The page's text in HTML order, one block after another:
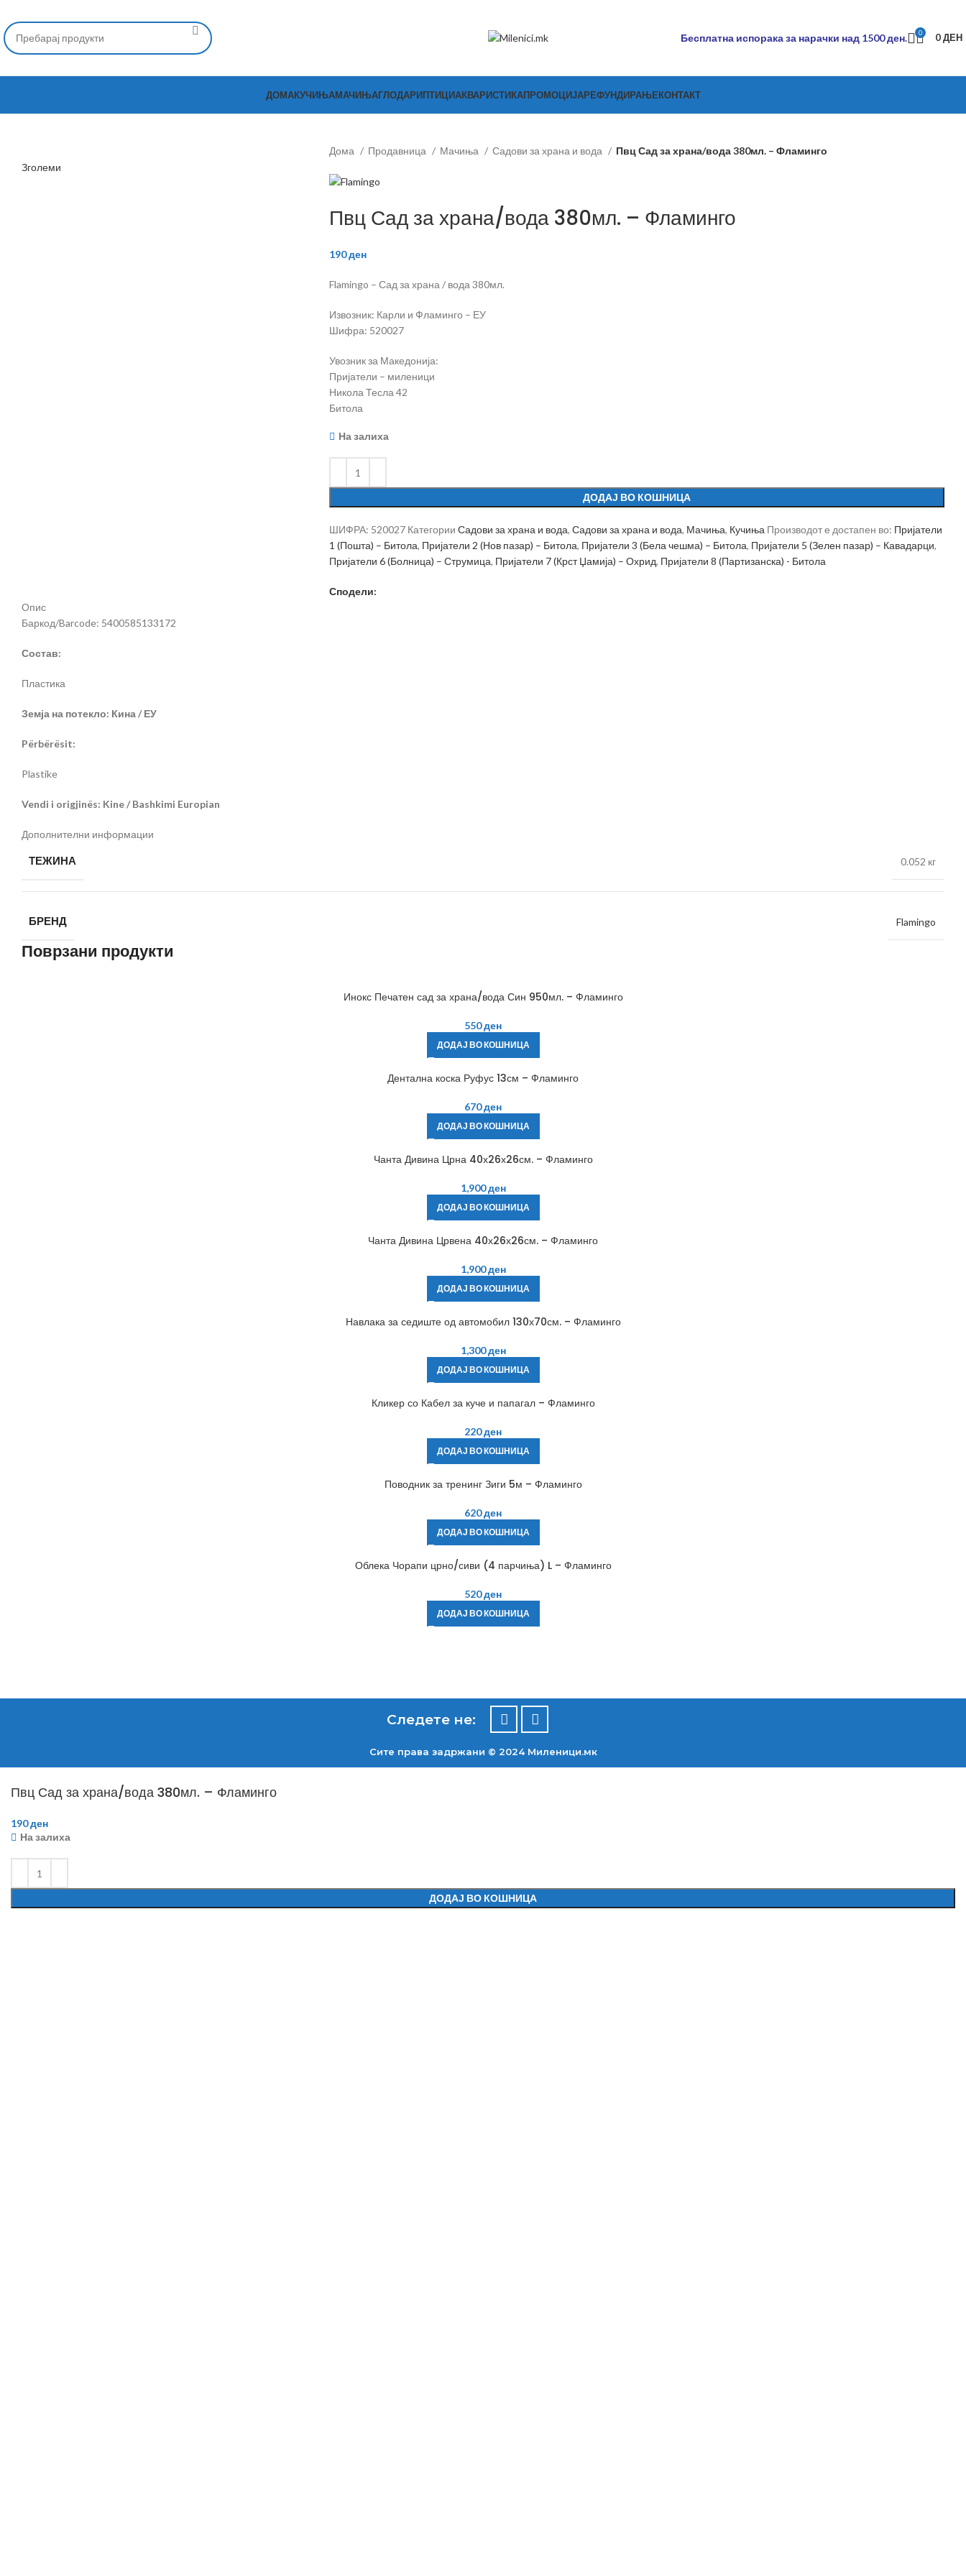
Бесплатна испорака за нарачки над 1500 ден. 0 0ДЕН
ДОМАКУЧИЊАМАЧИЊАГЛОДАРИПТИЦИАКВАРИСТИКАПРОМОЦИЈАРЕФУНДИРАЊЕКОНТАКТ
Зголеми
Дома Продавница Мачиња Садови за храна и вода Пвц Сад за храна/вода 380мл. – Фламинго
Пвц Сад за храна/вода 380мл. – Фламинго
190ден
Flamingo – Сад за храна / вода 380мл.
Извозник: Карли и Фламинго – ЕУ
Шифра: 520027
Увозник за Македонија:
Пријатели – миленици
Никола Тесла 42
Битола
На залиха
ДОДАЈ ВО КОШНИЦА
ШИФРА: 520027 Категории Садови за храна и вода, Садови за храна и вода, Мачиња, Кучиња Производот е достапен во: Пријатели
1 (Пошта) – Битола, Пријатели 2 (Нов пазар) – Битола, Пријатели 3 (Бела чешма) – Битола, Пријатели 5 (Зелен пазар) – Кавадарци,
Пријатели 6 (Болница) – Струмица, Пријатели 7 (Крст Џамија) – Охрид, Пријатели 8 (Партизанска) - Битола
Сподели:
Опис
Баркод/Barcode: 5400585133172
Состав:
Пластика
Земја на потекло: Кина / ЕУ
Përbërësit:
Plastike
Vendi i origjinës: Kine / Bashkimi Europian
Дополнителни информации
ТЕЖИНА 0.052 кг
БРЕНД Flamingo
Поврзани продукти
Инокс Печатен сад за храна/вода Син 950мл. – Фламинго
550ден
ДОДАЈ ВО КОШНИЦА
Дентална коска Руфус 13см – Фламинго
670ден
ДОДАЈ ВО КОШНИЦА
Чанта Дивина Црна 40х26х26см. – Фламинго
1,900ден
ДОДАЈ ВО КОШНИЦА
Чанта Дивина Црвена 40х26х26см. – Фламинго
1,900ден
ДОДАЈ ВО КОШНИЦА
Навлака за седиште од автомобил 130х70см. – Фламинго
1,300ден
ДОДАЈ ВО КОШНИЦА
Кликер со Кабел за куче и папагал – Фламинго
220ден
ДОДАЈ ВО КОШНИЦА
Поводник за тренинг Зиги 5м – Фламинго
620ден
ДОДАЈ ВО КОШНИЦА
Облека Чорапи црно/сиви (4 парчиња) L – Фламинго
520ден
ДОДАЈ ВО КОШНИЦА
Следете не:
Сите права задржани © 2024 Mиленици.мк
Пвц Сад за храна/вода 380мл. – Фламинго
190ден
На залиха
ДОДАЈ ВО КОШНИЦА